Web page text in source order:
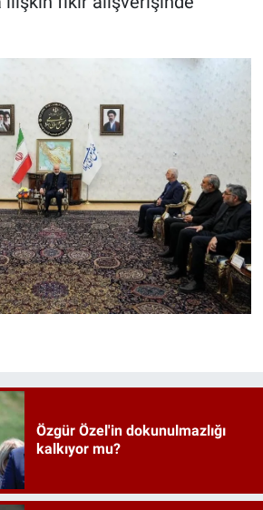
Özgür Özel'in dokunulmazlığı
kalkıyor mu?